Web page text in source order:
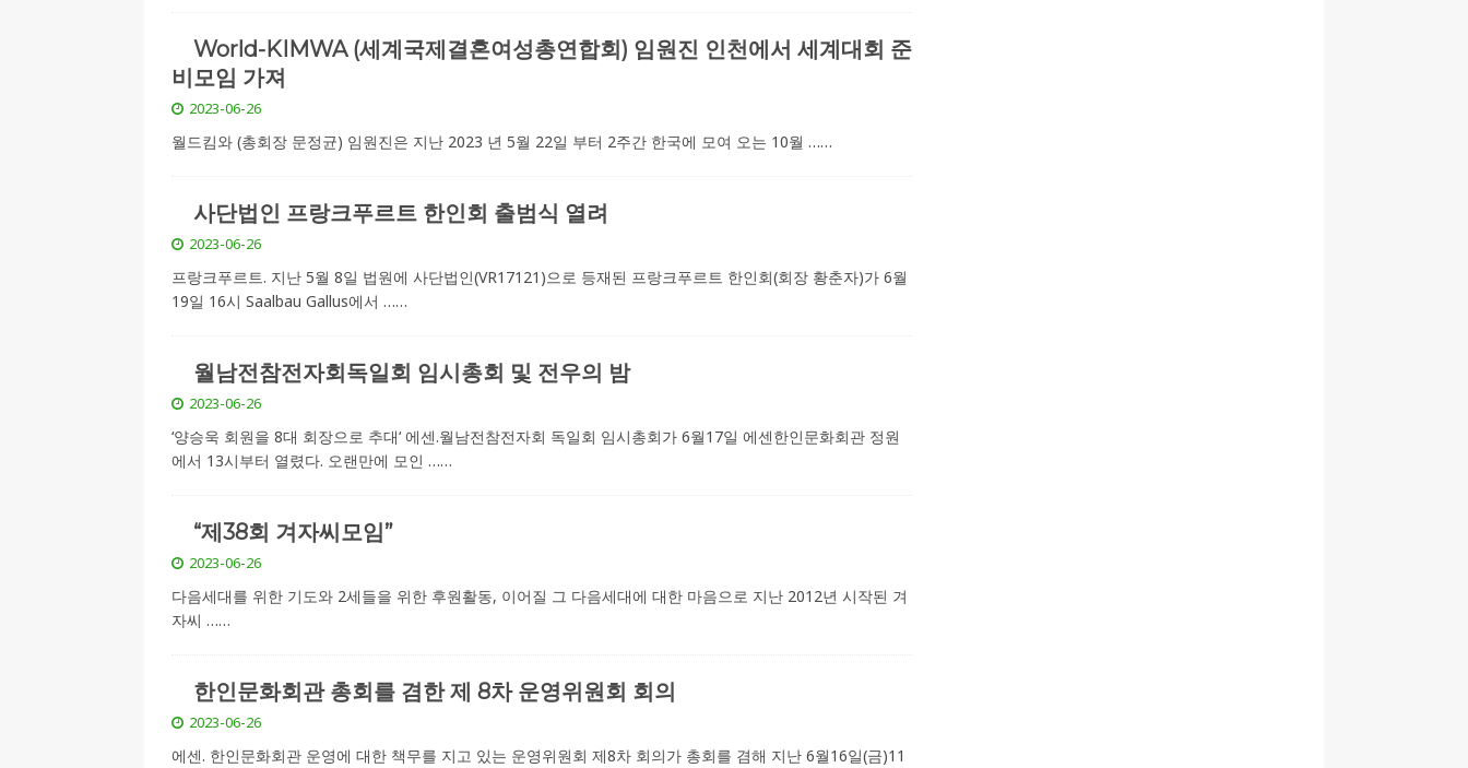
World-KIMWA (세계국제결혼여성총연합회) 임원진 인천에서 세계대회 준
비모임 가져
2023-06-26
월드킴와 (총회장 문정균) 임원진은 지난 2023 년 5월 22일 부터 2주간 한국에 모여 오는 10월 ……
사단법인 프랑크푸르트 한인회 출범식 열려
2023-06-26
프랑크푸르트. 지난 5월 8일 법원에 사단법인(VR17121)으로 등재된 프랑크푸르트 한인회(회장 황춘자)가 6월
19일 16시 Saalbau Gallus에서 ……
월남전참전자회독일회 임시총회 및 전우의 밤
2023-06-26
‘양승욱 회원을 8대 회장으로 추대‘ 에센.월남전참전자회 독일회 임시총회가 6월17일 에센한인문화회관 정원
에서 13시부터 열렸다. 오랜만에 모인 ……
“제38회 겨자씨모임”
2023-06-26
다음세대를 위한 기도와 2세들을 위한 후원활동, 이어질 그 다음세대에 대한 마음으로 지난 2012년 시작된 겨
자씨 ……
한인문화회관 총회를 겸한 제 8차 운영위원회 회의
2023-06-26
에센. 한인문화회관 운영에 대한 책무를 지고 있는 운영위원회 제8차 회의가 총회를 겸해 지난 6월16일(금)11